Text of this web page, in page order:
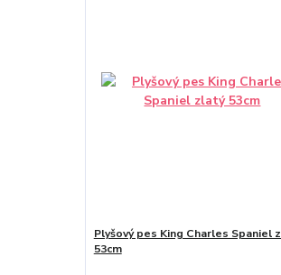
Plyšový pes King Charles Spaniel
53cm